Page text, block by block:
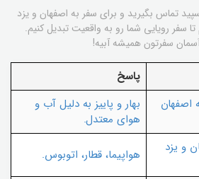
تماس بگیرید و برای سفر به اصفهان و یزد
تا سفر رویایی شما رو به واقعیت تبدیل کنیم.
سفرتون همیشه آبیه!
پاسخ
اصفهان
بهار و پاییز به دلیل آب و
هوای معتدل.
و یزد
هواپیما، قطار، اتوبوس.